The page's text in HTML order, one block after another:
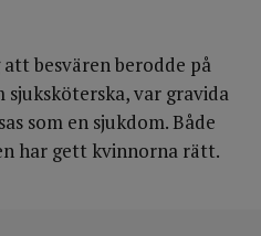
att besvären berodde på
var gravida
som en sjukdom. Både
har gett kvinnorna rätt.